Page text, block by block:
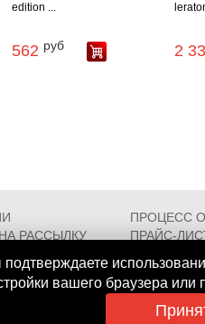
edition ...
562 руб 2
вашего браузера или
ПРОЦЕСС
РАССЫЛКУ
ПРАЙС-